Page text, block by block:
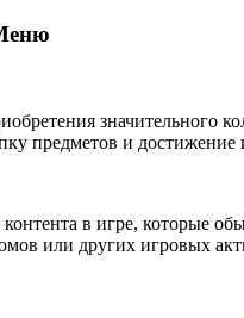
предметов и достижение
в игре, которые
или других игровых